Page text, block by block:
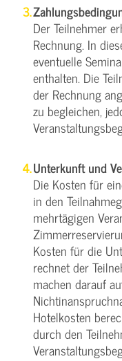
Der Teilnehmer
Rechnung. In
eventuelle
enthalten. Die
der Rechnung
zu begleichen,
Unterkunft und
Die Kosten für
in den
mehrtägigen
Kosten für die
rechnet der
machen darauf
Hotelkosten
durch den